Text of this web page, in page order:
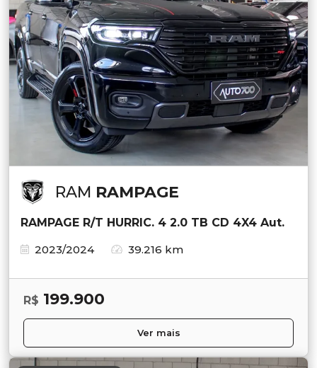
RAM RAMPAGE
RAMPAGE R/T HURRIC. 4 2.0 TB CD 4X4 Aut.
2023/2024
39.216 km
R$ 199.900
Ver mais